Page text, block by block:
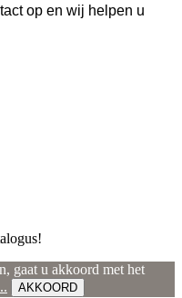
op en wij helpen u
gaat u akkoord met het
AKKOORD